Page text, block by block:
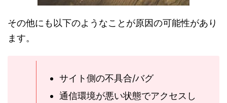
その他にも以下のようなことが原因の可能性があり
ます。
サイト側の不具合/バグ
通信環境が悪い状態でアクセスし